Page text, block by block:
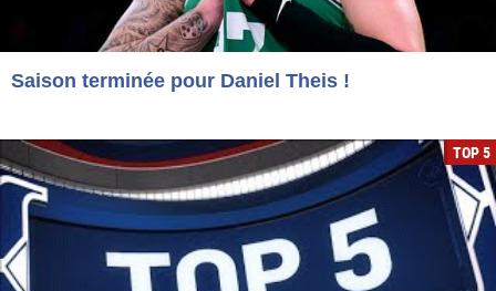
Saison terminée pour Daniel Theis !
TOP 5